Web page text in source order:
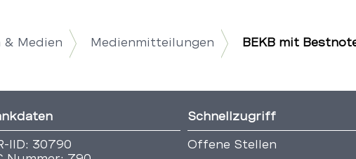
Medien Medienmitteilungen BEKB mit
IID: 30790
Schnellzugriff
Offene Stellen